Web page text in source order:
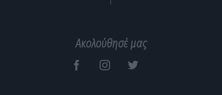
Ακολούθησέ μας